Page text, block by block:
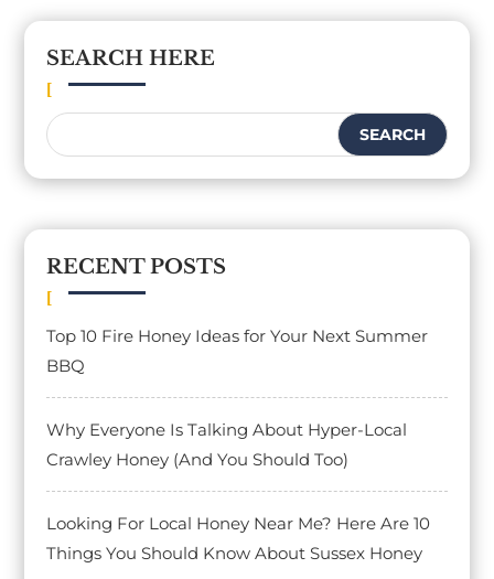
SEARCH HERE
RECENT POSTS
Top 10 Fire Honey Ideas for Your Next Summer
BBQ
Why Everyone Is Talking About Hyper-Local
Crawley Honey (And You Should Too)
Looking For Local Honey Near Me? Here Are 10
Things You Should Know About Sussex Honey